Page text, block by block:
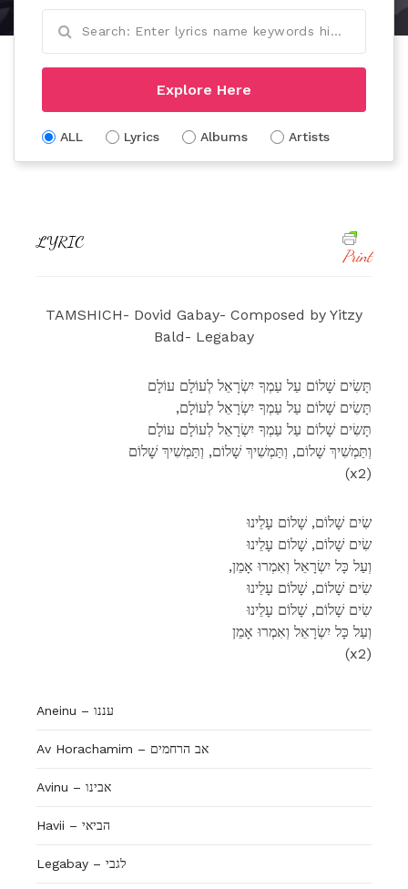
Explore Here
ALL Lyrics Albums Artists
LYRIC
Print
TAMSHICH- Dovid Gabay- Composed by Yitzy
Bald- Legabay
תָּשִׂים שָׁלוֹם עַל עַמְךָ יִשְׂרָאֵל לְעוֹלָם עוֹלָם
,תָּשִׂים שָׁלוֹם עַל עַמְךָ יִשְׂרָאֵל לְעוֹלָם
תָּשִׂים שָׁלוֹם עַל עַמְךָ יִשְׂרָאֵל לְעוֹלָם עוֹלָם
וְתַּמְשִׁיךְ שָׁלוֹם, וְתַּמְשִׁיךְ שָׁלוֹם, וְתַּמְשִׁיךְ שָׁלוֹם
(x2)
שִׂים שָׁלוֹם, שָׁלוֹם עָלֵינוּ
שִׂים שָׁלוֹם, שָׁלוֹם עָלֵינוּ
,וְעַל כָּל יִשְׂרָאֵל וְאִמְרוּ אָמֵן
שִׂים שָׁלוֹם, שָׁלוֹם עָלֵינוּ
שִׂים שָׁלוֹם, שָׁלוֹם עָלֵינוּ
וְעַל כָּל יִשְׂרָאֵל וְאִמְרוּ אָמֵן
(x2)
Aneinu – עננו
Av Horachamim – אב הרחמים
Avinu – אבינו
Havii – הביאי
Legabay – לגבי